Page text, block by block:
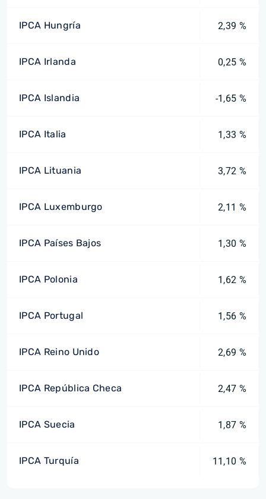
IPCA Hungría 2,39 %
IPCA Irlanda 0,25 %
IPCA Islandia -1,65 %
IPCA Italia 1,33 %
IPCA Lituania 3,72 %
IPCA Luxemburgo 2,11 %
IPCA Países Bajos 1,30 %
IPCA Polonia 1,62 %
IPCA Portugal 1,56 %
IPCA Reino Unido 2,69 %
IPCA República Checa 2,47 %
IPCA Suecia 1,87 %
IPCA Turquía 11,10 %